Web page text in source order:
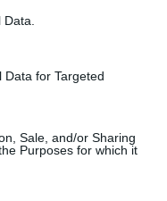
for Targeted
Sale, and/or Sharing
Purposes for which it